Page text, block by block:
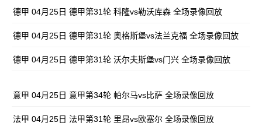
德甲 04月25日 德甲第31轮 科隆vs勒沃库森 全场录像回放
德甲 04月25日 德甲第31轮 奥格斯堡vs法兰克福 全场录像回放
德甲 04月25日 德甲第31轮 沃尔夫斯堡vs门兴 全场录像回放
意甲 04月25日 意甲第34轮 帕尔马vs比萨 全场录像回放
法甲 04月25日 法甲第31轮 里昂vs欧塞尔 全场录像回放